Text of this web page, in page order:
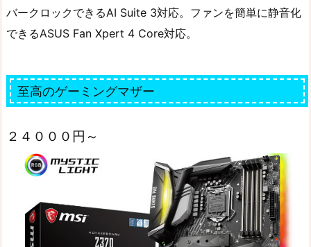
バークロックできるAI Suite 3対応。ファンを簡単に静音化
できるASUS Fan Xpert 4 Core対応。
至高のゲーミングマザー
２４０００円～